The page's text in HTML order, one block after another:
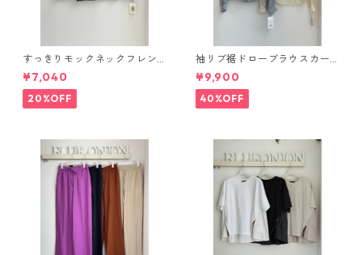
すっきりモックネックフレン
チカットソー（set up対応）
626997 PASSIONE
¥7,040
20%OFF
袖リブ裾ドローブラウスカー
ディガン 616947 passione 0
01-2601
¥9,900
40%OFF